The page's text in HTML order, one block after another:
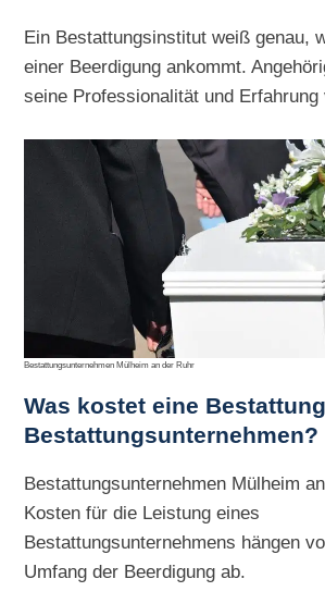
Ein Bestattungsinstitut weiß genau,
einer Beerdigung ankommt.
seine Professionalität und Erfahrung
Bestattungsunternehmen Mülheim an der Ruhr
Was kostet eine
Bestattungsunternehmen?
Bestattungsunternehmen Mülheim
Kosten für die Leistung eines
Bestattungsunternehmens hängen
Umfang der Beerdigung ab.